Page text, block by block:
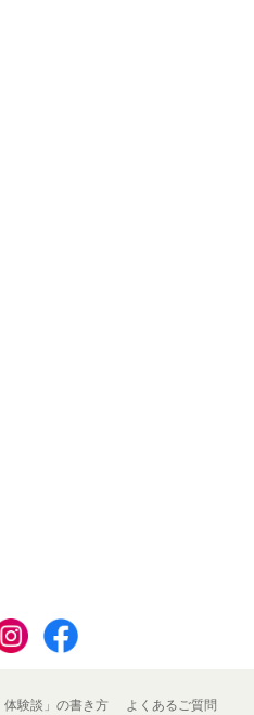
体験談」の書き方 よくあるご質問